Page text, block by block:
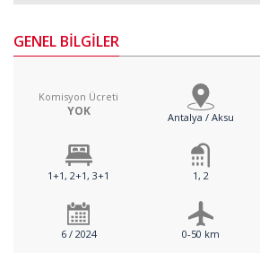
GENEL BİLGİLER
Komisyon Ücreti
YOK Antalya / Aksu
1+1, 2+1, 3+1 1, 2
6 / 2024 0-50 km